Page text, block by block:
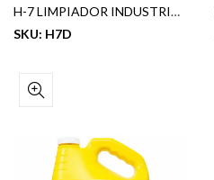
H-7 LIMPIADOR INDUSTRIAL Y DESENGRASANTE 55 GL
SKU: H7D